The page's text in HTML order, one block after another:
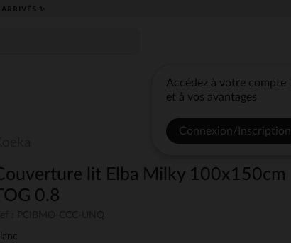
✨
Accédez à votre compte
et à vos avantages
Connexion/Inscription
lit Elba Milky 100x150cm
0.8